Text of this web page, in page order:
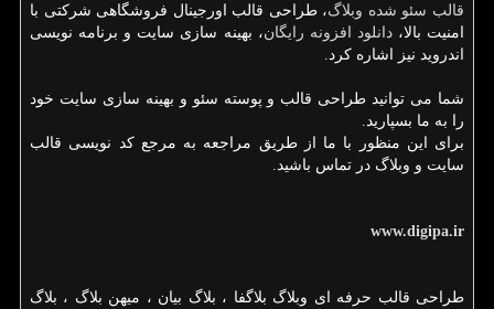
قالب سئو شده وبلاگ، طراحی قالب اورجینال فروشگاهی شرکتی با
امنیت بالا،دانلود افزونه رایگان، بهینه سازی سایت و برنامه نویسی
اندروید نیز اشاره کرد.
شما می توانید طراحی قالب و پوسته سئو و بهینه سازی سایت خود
را به ما بسپارید.
برای این منظور با ما از طریق مراجعه به مرجع کد نویسی قالب
سایت و وبلاگ در تماس باشید.
www.digipa.ir
طراحی قالب حرفه ای وبلاگ بلاگفا ، بلاگ بیان ، میهن بلاگ ، بلاگ